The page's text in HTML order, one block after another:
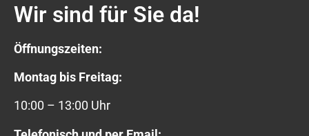
Wir sind für Sie da!
Öffnungszeiten:
Montag bis Freitag:
10:00 – 13:00 Uhr